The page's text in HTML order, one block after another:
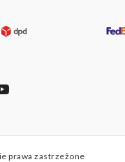
prawa zastrzeżone